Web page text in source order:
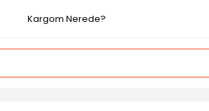
Kargom Nerede?